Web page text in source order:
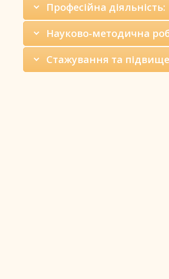
Професійна діяльність:
Науково-методична
Стажування та